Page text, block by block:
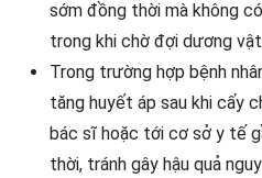
sớm đồng thời mà không
trong khi chờ đợi dương
Trong trường hợp bệnh
tăng huyết áp sau khi cấy
bác sĩ hoặc tới cơ sở y tế
thời, tránh gây hậu quả